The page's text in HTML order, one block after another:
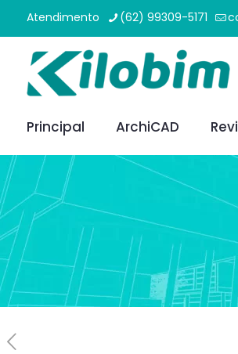
Atendimento (62) 99309-5171
Principal ArchiCAD